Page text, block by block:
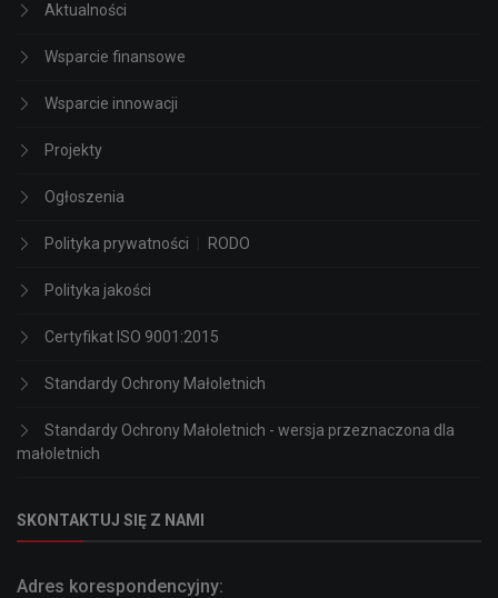
Aktualności
Wsparcie finansowe
Wsparcie innowacji
Projekty
Ogłoszenia
Polityka prywatności RODO
Polityka jakości
Certyfikat ISO 9001:2015
Standardy Ochrony Małoletnich
Standardy Ochrony Małoletnich - wersja przeznaczona dla
małoletnich
SKONTAKTUJ SIĘ Z NAMI
Adres korespondencyjny: